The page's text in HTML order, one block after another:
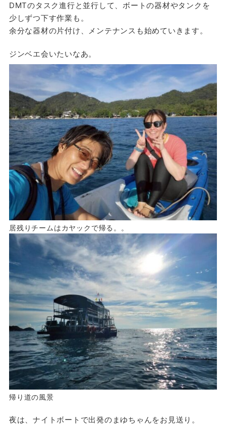
DMTのタスク進行と並行して、ボートの器材やタンクを
少しずつ下す作業も。
余分な器材の片付け、メンテナンスも始めていきます。
ジンベエ会いたいなあ。
居残りチームはカヤックで帰る。。
帰り道の風景
夜は、ナイトボートで出発のまゆちゃんをお見送り。